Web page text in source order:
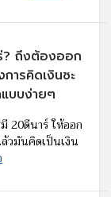
ร่? ถึงต้องออก
ารคิดเงินซะ
แบบง่ายๆ
20ดีนาร์ ให้ออก
วมันคิดเป็นเงิน